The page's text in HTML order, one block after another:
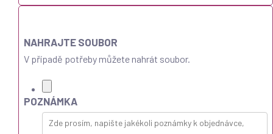
NAHRAJTE SOUBOR
V případě potřeby můžete nahrát soubor.
POZNÁMKA